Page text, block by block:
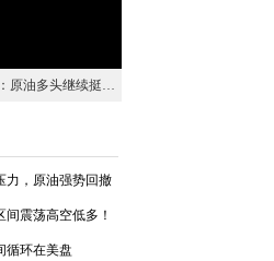
邵悦华：原油多头继续挺进 黄金密切关注空头
力，原油强势回撤
震荡高空低多！
循环在美盘